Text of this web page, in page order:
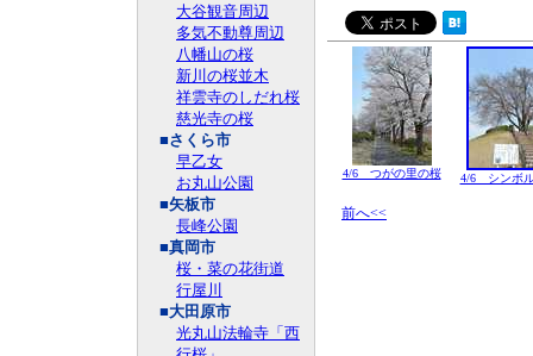
大谷観音周辺
多気不動尊周辺
八幡山の桜
新川の桜並木
祥雲寺のしだれ桜
慈光寺の桜
■さくら市
早乙女
お丸山公園
■矢板市
長峰公園
■真岡市
桜・菜の花街道
行屋川
■大田原市
光丸山法輪寺「西
4/6 つがの里の桜 4/6 シンボ
前へ<<